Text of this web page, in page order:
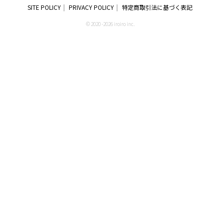
SITE POLICY PRIVACY POLICY 特定商取引法に基づく表記
© 2020 -2026 iroiro inc.